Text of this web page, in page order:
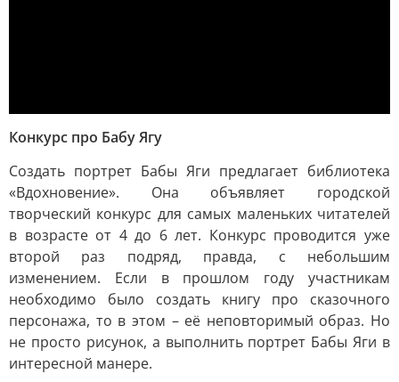
Конкурс про Бабу Ягу
Создать портрет Бабы Яги предлагает библиотека
«Вдохновение». Она объявляет городской
творческий конкурс для самых маленьких читателей
в возрасте от 4 до 6 лет. Конкурс проводится уже
второй раз подряд, правда, с небольшим
изменением. Если в прошлом году участникам
необходимо было создать книгу про сказочного
персонажа, то в этом – её неповторимый образ. Но
не просто рисунок, а выполнить портрет Бабы Яги в
интересной манере.